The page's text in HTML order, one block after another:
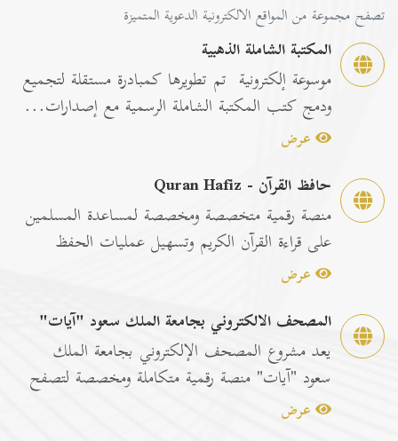
تصفح مجموعة من المواقع الالكترونية الدعوية المتميزة
المكتبة الشاملة الذهبية
موسوعة إلكترونية تم تطويرها كمبادرة مستقلة لتجميع
ودمج كتب المكتبة الشاملة الرسمية مع إصدارات...
عرض
حافظ القرآن - Quran Hafiz
منصة رقمية متخصصة ومخصصة لمساعدة المسلمين
على قراءة القرآن الكريم وتسهيل عمليات الحفظ
والمراجعة عبر...
عرض
المصحف الالكتروني بجامعة الملك سعود "آيات"
يعد مشروع المصحف الإلكتروني بجامعة الملك
سعود "آيات" منصة رقمية متكاملة ومخصصة لتصفح
وقراءة القرآن ا...
عرض